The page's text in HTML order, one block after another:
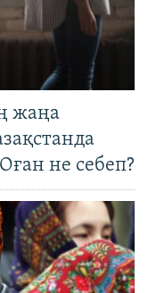
жаңа
не себеп?